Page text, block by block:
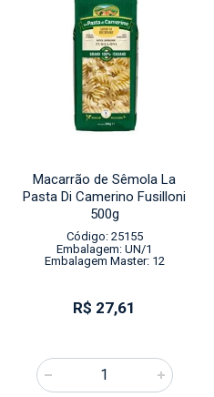
Macarrão de Sêmola La
Pasta Di Camerino Fusilloni
500g
Código: 25155
Embalagem: UN/1
Embalagem Master: 12
R$ 27,61